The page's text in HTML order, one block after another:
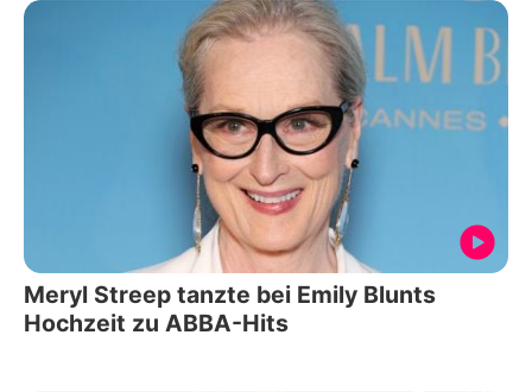
Meryl Streep tanzte bei Emily Blunts
Hochzeit zu ABBA-Hits